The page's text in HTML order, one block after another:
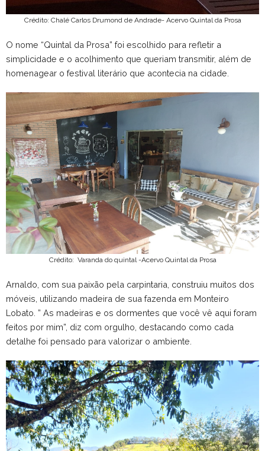
Crédito: Chalé Carlos Drumond de Andrade- Acervo Quintal da Prosa
O nome “Quintal da Prosa” foi escolhido para refletir a
simplicidade e o acolhimento que queriam transmitir, além de
homenagear o festival literário que acontecia na cidade.
Crédito: Varanda do quintal -Acervo Quintal da Prosa
Arnaldo, com sua paixão pela carpintaria, construiu muitos dos
móveis, utilizando madeira de sua fazenda em Monteiro
Lobato. ” As madeiras e os dormentes que você vê aqui foram
feitos por mim”, diz com orgulho, destacando como cada
detalhe foi pensado para valorizar o ambiente.